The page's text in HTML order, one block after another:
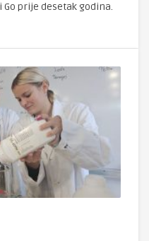
prije desetak godina.